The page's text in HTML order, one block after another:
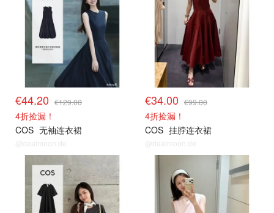
€44.20 €129.00
4折捡漏！
COS 无袖连衣裙
@dealmoon.de
€34.00 €99.00
4折捡漏！
COS 挂脖连衣裙
@dealmoon.de